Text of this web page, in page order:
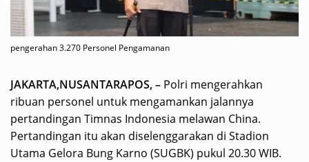
pengerahan 3.270 Personel Pengamanan
JAKARTA,NUSANTARAPOS, – Polri mengerahkan
ribuan personel untuk mengamankan jalannya
pertandingan Timnas Indonesia melawan China.
Pertandingan itu akan diselenggarakan di Stadion
Utama Gelora Bung Karno (SUGBK) pukul 20.30 WIB.